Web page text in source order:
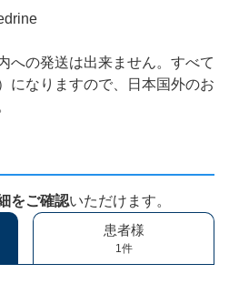
への発送は出来ません。すべて
になりますので、日本国外のお
をご確認いただけます。
患者様
1件